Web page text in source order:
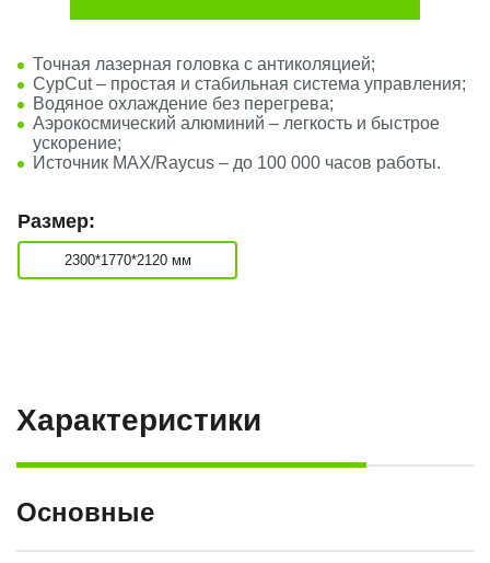
Точная лазерная головка с антиколяцией;
CypCut – простая и стабильная система управления;
Водяное охлаждение без перегрева;
Аэрокосмический алюминий – легкость и быстрое
ускорение;
Источник MAX/Raycus – до 100 000 часов работы.
Размер:
2300*1770*2120 мм
Характеристики
Основные